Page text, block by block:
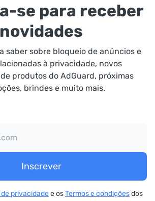
se para receber
novidades
saber sobre bloqueio de anúncios e
à privacidade, novos
produtos do AdGuard, próximas
brindes e muito mais.
Inscrever
privacidadee osTermos e condiçõesdos